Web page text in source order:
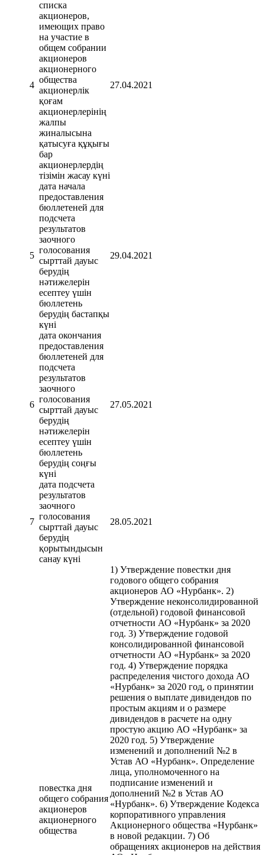
4
списка
акционеров,
имеющих право
на участие в
общем собрании
акционеров
акционерного
общества
27.04.2021
акционерлік
қоғам
акционерлерінің
жалпы
жиналысына
қатысуға құқығы
бар
акционерлердің
тізімін жасау күні
5
дата начала
предоставления
бюллетеней для
подсчета
результатов
заочного
голосования
29.04.2021
сырттай дауыс
берудің
нəтижелерін
есептеу үшін
бюллетень
берудің бастапқы
күні
6
дата окончания
предоставления
бюллетеней для
подсчета
результатов
заочного
голосования
27.05.2021
сырттай дауыс
берудің
нəтижелерін
есептеу үшін
бюллетень
берудің соңғы
күні
7
дата подсчета
результатов
заочного
голосования
28.05.2021
сырттай дауыс
берудің
қорытындысын
санау күні
повестка дня
общего собрания
акционеров
акционерного
общества
1) Утверждение повестки дня
годового общего собрания
акционеров АО «Нурбанк». 2)
Утверждение неконсолидированной
(отдельной) годовой финансовой
отчетности АО «Нурбанк» за 2020
год. 3) Утверждение годовой
консолидированной финансовой
отчетности АО «Нурбанк» за 2020
год. 4) Утверждение порядка
распределения чистого дохода АО
«Нурбанк» за 2020 год, о принятии
решения о выплате дивидендов по
простым акциям и о размере
дивидендов в расчете на одну
простую акцию АО «Нурбанк» за
2020 год. 5) Утверждение
изменений и дополнений №2 в
Устав АО «Нурбанк». Определение
лица, уполномоченного на
подписание изменений и
дополнений №2 в Устав АО
«Нурбанк». 6) Утверждение Кодекса
корпоративного управления
Акционерного общества «Нурбанк»
в новой редакции. 7) Об
обращениях акционеров на действия